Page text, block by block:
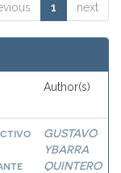
1 next
Author(s)
GUSTAVO
YBARRA
QUINTERO